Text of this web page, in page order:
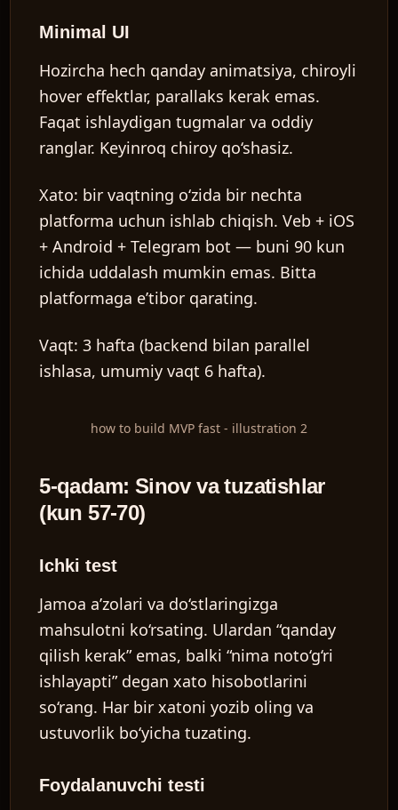
UZ
Minimal UI
Hozircha hech qanday animatsiya, chiroyli
hover effektlar, parallaks kerak emas.
Faqat ishlaydigan tugmalar va oddiy
ranglar. Keyinroq chiroy qo‘shasiz.
Xato: bir vaqtning o‘zida bir nechta
platforma uchun ishlab chiqish. Veb + iOS
+ Android + Telegram bot — buni 90 kun
ichida uddalash mumkin emas. Bitta
platformaga e’tibor qarating.
Vaqt: 3 hafta (backend bilan parallel
ishlasa, umumiy vaqt 6 hafta).
how to build MVP fast - illustration 2
5-qadam: Sinov va tuzatishlar
(kun 57-70)
Ichki test
Jamoa a’zolari va do‘stlaringizga
mahsulotni ko‘rsating. Ulardan “qanday
qilish kerak” emas, balki “nima noto‘g‘ri
ishlayapti” degan xato hisobotlarini
so‘rang. Har bir xatoni yozib oling va
ustuvorlik bo‘yicha tuzating.
Foydalanuvchi testi